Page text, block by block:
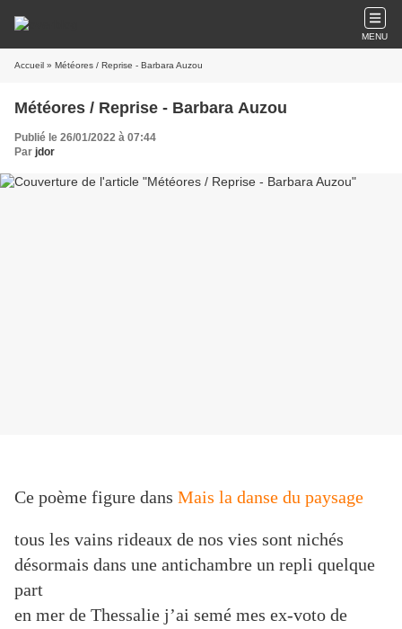
MENU
Accueil » Météores / Reprise - Barbara Auzou
Météores / Reprise - Barbara Auzou
Publié le 26/01/2022 à 07:44
Par jdor
Ce poème figure dans Mais la danse du paysage
tous les vains rideaux de nos vies sont nichés
désormais dans une antichambre un repli quelque
part
en mer de Thessalie j’ai semé mes ex-voto de